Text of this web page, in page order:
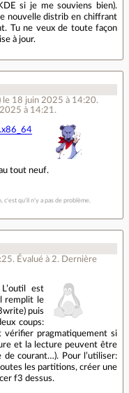
si je me souviens bien).
nouvelle distrib en chiffrant
Tu ne veux de toute façon
à jour.
) le 18 juin 2025 à 14:20.
à 14:21.
tout neuf.
c'est qu'il n'y a pas de problème.
. Évalué à 2. Dernière
est
remplit le
puis
coups:
vérifier pragmatiquement si
et la lecture peuvent être
de courant…). Pour l’utiliser:
les partitions, créer une
f3 dessus.